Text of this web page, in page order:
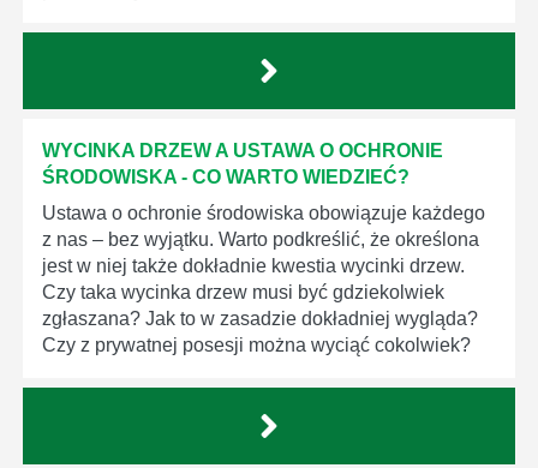
WYCINKA DRZEW A USTAWA O OCHRONIE
ŚRODOWISKA - CO WARTO WIEDZIEĆ?
Ustawa o ochronie środowiska obowiązuje każdego
z nas – bez wyjątku. Warto podkreślić, że określona
jest w niej także dokładnie kwestia wycinki drzew.
Czy taka wycinka drzew musi być gdziekolwiek
zgłaszana? Jak to w zasadzie dokładniej wygląda?
Czy z prywatnej posesji można wyciąć cokolwiek?